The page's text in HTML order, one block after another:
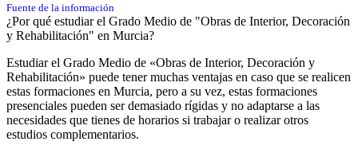
Fuente de la información
¿Por qué estudiar el Grado Medio de "Obras de Interior, Decoración
y Rehabilitación" en Murcia?
Estudiar el Grado Medio de «Obras de Interior, Decoración y
Rehabilitación» puede tener muchas ventajas en caso que se realicen
estas formaciones en Murcia, pero a su vez, estas formaciones
presenciales pueden ser demasiado rígidas y no adaptarse a las
necesidades que tienes de horarios si trabajar o realizar otros
estudios complementarios.